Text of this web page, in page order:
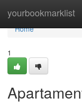
yourbookmarklist
Home
Home
1